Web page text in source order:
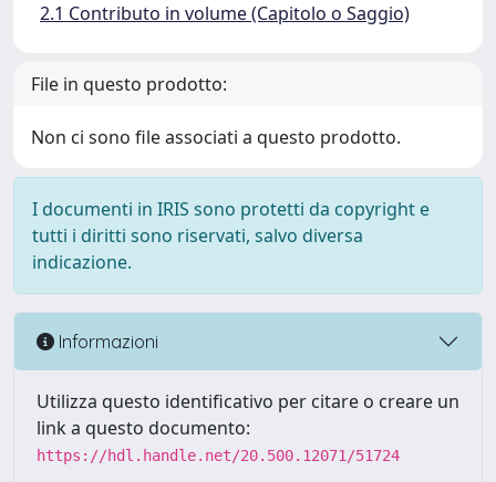
2.1 Contributo in volume (Capitolo o Saggio)
File in questo prodotto:
Non ci sono file associati a questo prodotto.
I documenti in IRIS sono protetti da copyright e
tutti i diritti sono riservati, salvo diversa
indicazione.
Informazioni
Utilizza questo identificativo per citare o creare un
link a questo documento:
https://hdl.handle.net/20.500.12071/51724